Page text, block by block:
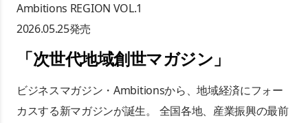
Ambitions REGION VOL.1
2026.05.25発売
「 次世代地域創世マガジン 」
ビジネスマガジン・Ambitionsから、地域経済にフォー
カスする新マガジンが誕生。 全国各地、産業振興の最前